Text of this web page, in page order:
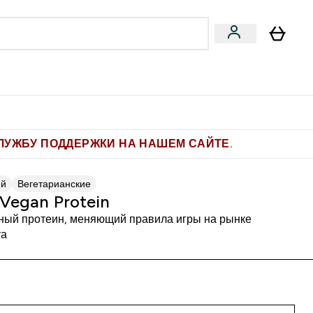
ПОДДЕРЖКИ НА НАШЕМ САЙТЕ.
Вегетарианские
Protein
протеин, меняющий правила игры на рынке